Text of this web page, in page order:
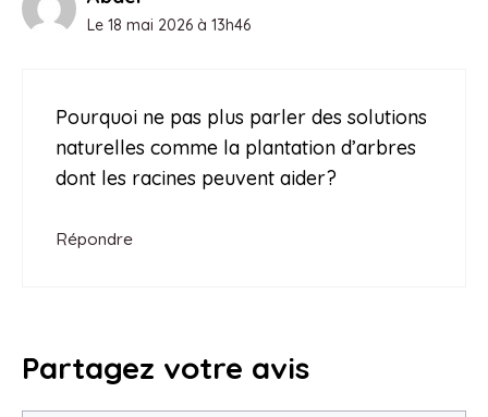
Le 18 mai 2026 à 13h46
Pourquoi ne pas plus parler des solutions
naturelles comme la plantation d’arbres
dont les racines peuvent aider?
Répondre
Partagez votre avis